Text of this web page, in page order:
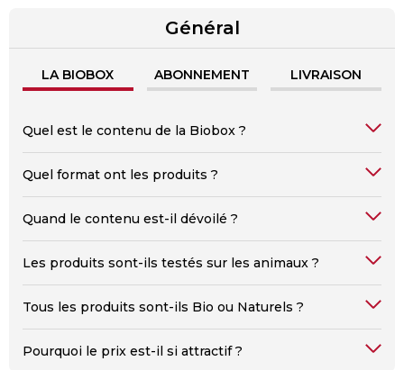
Général
LA BIOBOX ABONNEMENT LIVRAISON
Quel est le contenu de la Biobox ?
Quel format ont les produits ?
Quand le contenu est-il dévoilé ?
Les produits sont-ils testés sur les animaux ?
Tous les produits sont-ils Bio ou Naturels ?
Pourquoi le prix est-il si attractif ?